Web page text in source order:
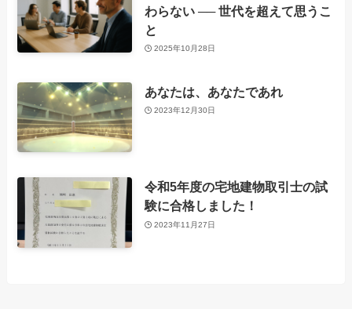
わらない ── 世代を超えて思うこ
と
2025年10月28日
あなたは、あなたであれ
2023年12月30日
令和5年度の宅地建物取引士の試
験に合格しました！
2023年11月27日